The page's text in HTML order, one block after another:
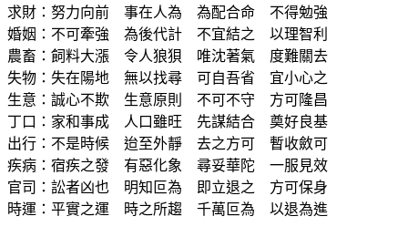
求財：努力向前 事在人為 為配合命 不得勉強
婚姻：不可牽強 為後代計 不宜結之 以理智利
農畜：飼料大漲 令人狼狽 唯沈著氣 度難關去
失物：失在陽地 無以找尋 可自吾省 宜小心之
生意：誠心不欺 生意原則 不可不守 方可隆昌
丁口：家和事成 人口雖旺 先謀結合 奠好良基
出行：不是時候 迨至外靜 去之方可 暫收斂可
疾病：宿疾之發 有惡化象 尋妥華陀 一服見效
官司：訟者凶也 明知叵為 即立退之 方可保身
時運：平實之運 時之所趨 千萬叵為 以退為進